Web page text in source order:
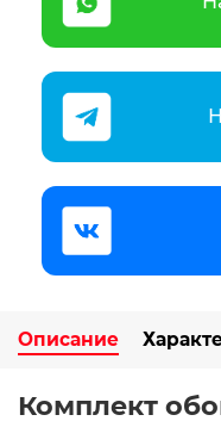
Описание
Комплект